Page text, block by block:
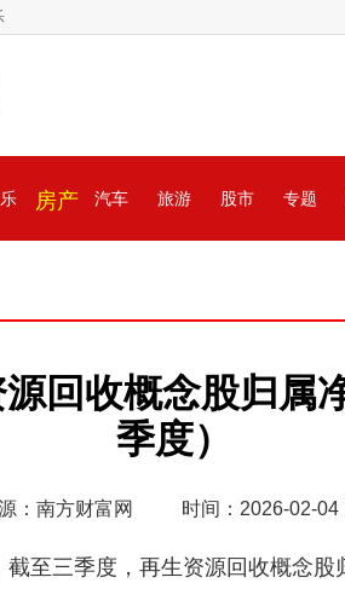
房产 汽车 旅游 股市 专题
回收概念股归属
季度）
：南方财富网 时间：2026-02-04
至三季度，再生资源回收概念股